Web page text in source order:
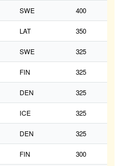
SWE 400
LAT 350
SWE 325
FIN 325
DEN 325
ICE 325
DEN 325
FIN 300